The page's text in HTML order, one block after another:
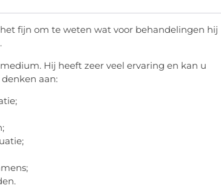
fijn om te weten wat voor behandelingen hij
Hij heeft zeer veel ervaring en kan u
aan: